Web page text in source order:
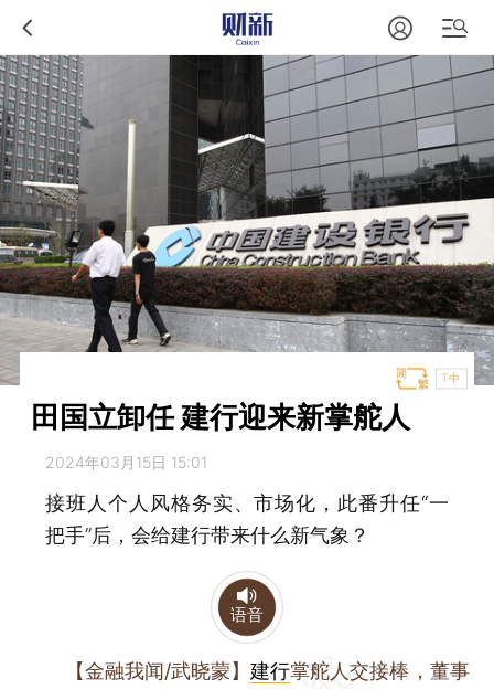
T中
田国立卸任 建行迎来新掌舵人
2024年03月15日 15:01
接班人个人风格务实、市场化，此番升任“一
把手”后，会给建行带来什么新气象？
语音
【金融我闻/武晓蒙】建行掌舵人交接棒，董事